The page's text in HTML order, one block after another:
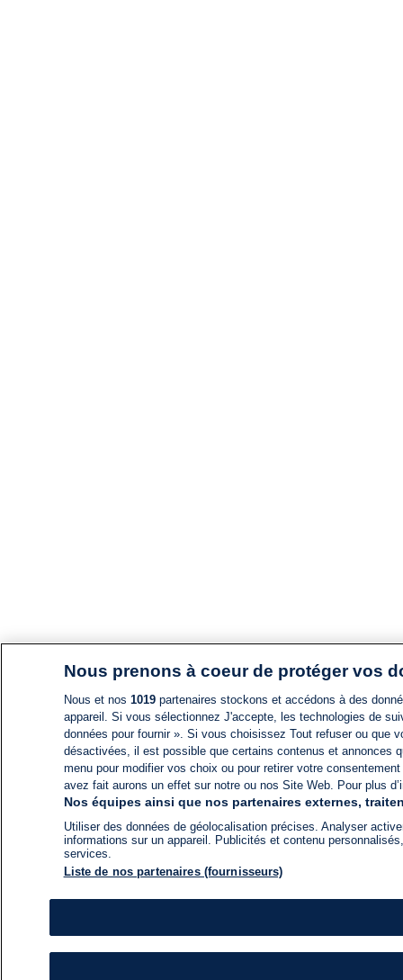
Nous prenons à coeur de protéger vos
Nous et nos 1019partenaires stockons et accédons à des
appareil. Si vous sélectionnez J'accepte, les technologies de
données pour fournir ». Si vous choisissez Tout refuser ou
désactivées, il est possible que certains contenus et annonces
menu pour modifier vos choix ou pour retirer votre
avez fait aurons un effet sur notre ou nos Site Web. Pour plus
Nos équipes ainsi que nos partenaires externes,
Utiliser des données de géolocalisation précises. Analyser
informations sur un appareil. Publicités et contenu
services.
Liste de nos partenaires (fournisseurs)